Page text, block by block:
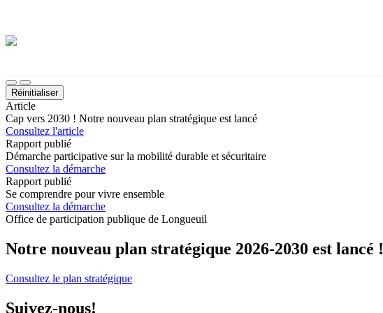
Réinitialiser
Article
Cap vers 2030 ! Notre nouveau plan stratégique est lancé
Consultez l'article
Rapport publié
Démarche participative sur la mobilité durable et sécuritaire
Consultez la démarche
Rapport publié
Se comprendre pour vivre ensemble
Consultez la démarche
Office de participation publique de Longueuil
Notre nouveau plan stratégique 2026-2030 est lancé !
Consultez le plan stratégique
Suivez-nous!